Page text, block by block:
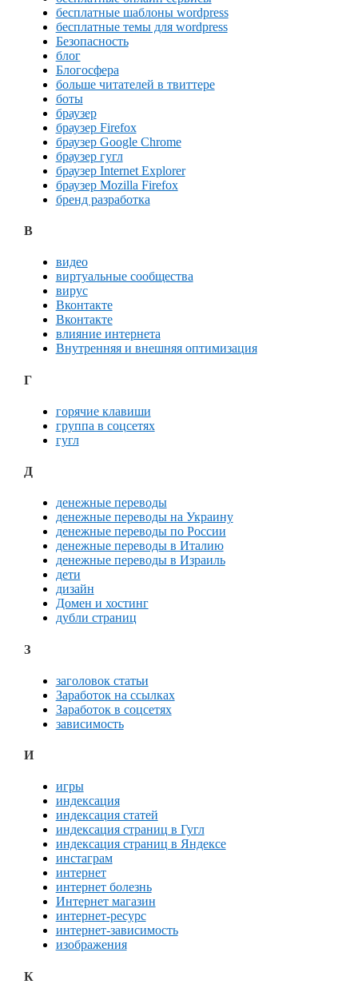
бесплатные шаблоны wordpress
бесплатные темы для wordpress
Безопасность
блог
Блогосфера
больше читателей в твиттере
боты
браузер
браузер Firefox
браузер Google Chrome
браузер гугл
браузер Internet Explorer
браузер Mozilla Firefox
бренд разработка
В
видео
виртуальные сообщества
вирус
Вконтакте
Вконтакте
влияние интернета
Внутренняя и внешняя оптимизация
Г
горячие клавиши
группа в соцсетях
гугл
Д
денежные переводы
денежные переводы на Украину
денежные переводы по России
денежные переводы в Италию
денежные переводы в Израиль
дети
дизайн
Домен и хостинг
дубли страниц
З
заголовок статьи
Заработок на ссылках
Заработок в соцсетях
зависимость
И
игры
индексация
индексация статей
индексация страниц в Гугл
индексация страниц в Яндексе
инстаграм
интернет
интернет болезнь
Интернет магазин
интернет-ресурс
интернет-зависимость
изображения
К